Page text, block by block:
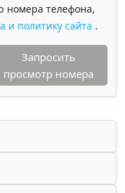
номера телефона,
и политику сайта .
Запросить
просмотр номера